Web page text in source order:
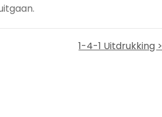
1-4-1 Uitdrukking >